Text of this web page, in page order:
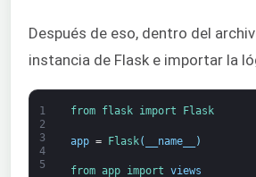
Después de eso, dentro del
instancia de Flask e importar la
1
2
3
4
5
from flask import Flask
app = Flask( __name__ )
from app import views